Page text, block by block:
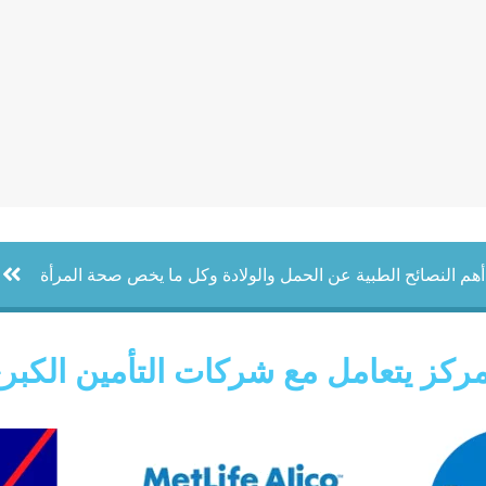
أهم النصائح الطبية عن الحمل والولادة وكل ما يخص صحة المرأة
يتعامل مع شركات التأمين